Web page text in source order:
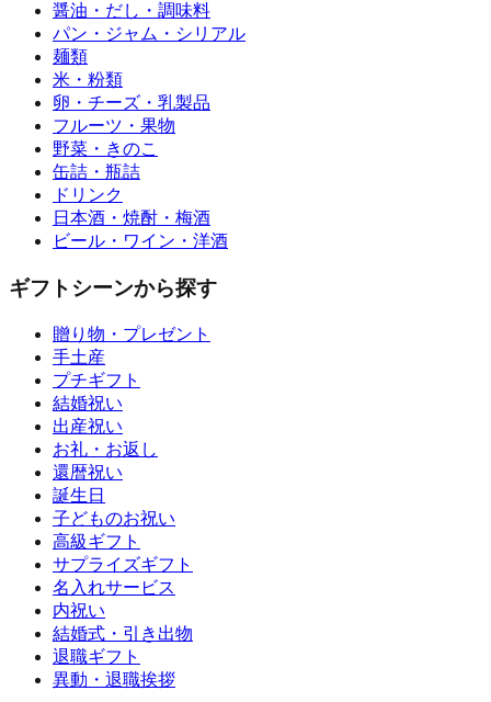
醤油・だし・調味料
パン・ジャム・シリアル
麺類
米・粉類
卵・チーズ・乳製品
フルーツ・果物
野菜・きのこ
缶詰・瓶詰
ドリンク
日本酒・焼酎・梅酒
ビール・ワイン・洋酒
ギフトシーンから探す
贈り物・プレゼント
手土産
プチギフト
結婚祝い
出産祝い
お礼・お返し
還暦祝い
誕生日
子どものお祝い
高級ギフト
サプライズギフト
名入れサービス
内祝い
結婚式・引き出物
退職ギフト
異動・退職挨拶